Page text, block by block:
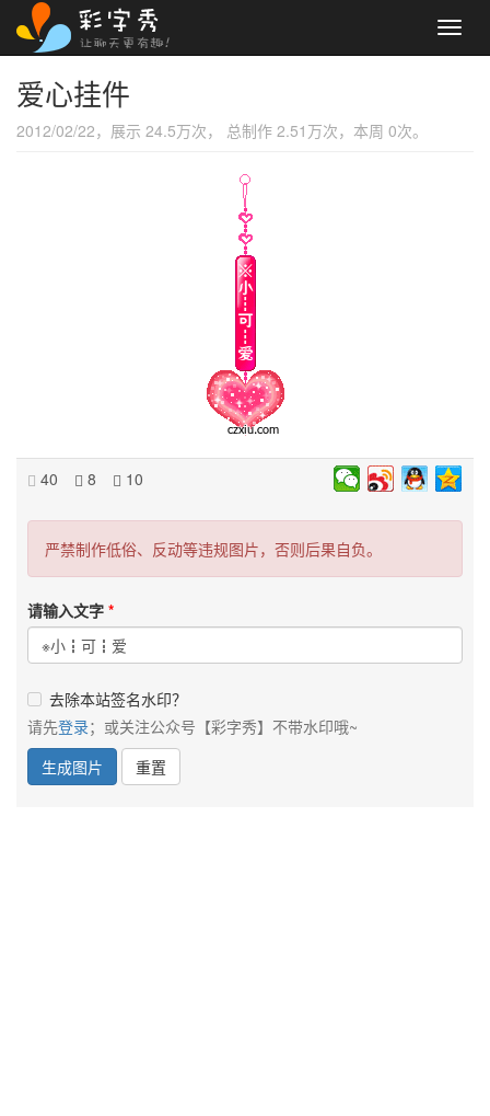
爱心挂件
2012/02/22，展示 24.5万次， 总制作 2.51万次，本周 0次。
40 8 10
严禁制作低俗、反动等违规图片，否则后果自负。
请输入文字
去除本站签名水印？
请先登录；或关注公众号【彩字秀】不带水印哦~
生成图片
重置